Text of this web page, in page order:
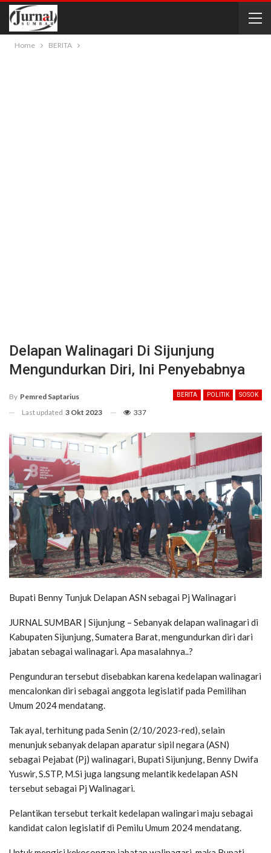
Home BERITA
Delapan Walinagari Di Sijunjung
Mengundurkan Diri, Ini Penyebabnya
BERITA POLITIK SOSOK
By Pemred Saptarius
Last updated 3 Okt 2023 337
Bupati Benny Tunjuk Delapan ASN sebagai Pj Walinagari
JURNAL SUMBAR | Sijunjung – Sebanyak delapan walinagari di
Kabupaten Sijunjung, Sumatera Barat, mengundurkan diri dari
jabatan sebagai walinagari. Apa masalahnya..?
Pengunduran tersebut disebabkan karena kedelapan walinagari
mencalonkan diri sebagai anggota legislatif pada Pemilihan
Umum 2024 mendatang.
Tak ayal, terhitung pada Senin (2/10/2023-red), selain
menunjuk sebanyak delapan aparatur sipil negara (ASN)
sebagai Pejabat (Pj) walinagari, Bupati Sijunjung, Benny Dwifa
Yuswir, S.STP, M.Si juga langsung melantik kedelapan ASN
tersebut sebagai Pj Walinagari.
Pelantikan tersebut terkait kedelapan walingari maju sebagai
kandidat calon legislatif di Pemilu Umum 2024 mendatang.